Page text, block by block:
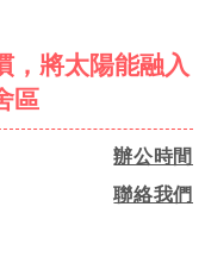
，將太陽能融入
區
辦公時間
聯絡我們